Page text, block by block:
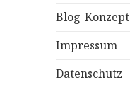
Blog-Konzept
Impressum
Datenschutz